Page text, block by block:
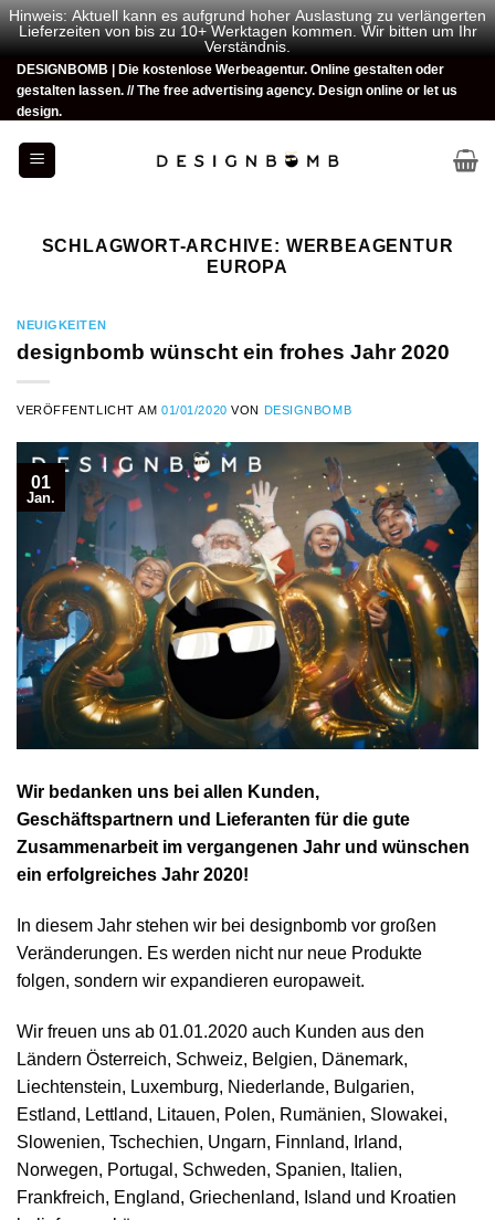
Hinweis: Aktuell kann es aufgrund hoher Auslastung zu verlängerten
Lieferzeiten von bis zu 10+ Werktagen kommen. Wir bitten um Ihr
Verständnis.
Zum
Inhalt
springen
DESIGNBOMB | Die kostenlose Werbeagentur. Online gestalten oder
gestalten lassen. // The free advertising agency. Design online or let us
design.
SCHLAGWORT-ARCHIVE: WERBEAGENTUR
EUROPA
NEUIGKEITEN
designbomb wünscht ein frohes Jahr 2020
VERÖFFENTLICHT AM01/01/2020 VON DESIGNBOMB
01
Jan.
Wir bedanken uns bei allen Kunden,
Geschäftspartnern und Lieferanten für die gute
Zusammenarbeit im vergangenen Jahr und wünschen
ein erfolgreiches Jahr 2020!
In diesem Jahr stehen wir bei designbomb vor großen
Veränderungen. Es werden nicht nur neue Produkte
folgen, sondern wir expandieren europaweit.
Wir freuen uns ab 01.01.2020 auch Kunden aus den
Ländern Österreich, Schweiz, Belgien, Dänemark,
Liechtenstein, Luxemburg, Niederlande, Bulgarien,
Estland, Lettland, Litauen, Polen, Rumänien, Slowakei,
Slowenien, Tschechien, Ungarn, Finnland, Irland,
Norwegen, Portugal, Schweden, Spanien, Italien,
Frankfreich, England, Griechenland, Island und Kroatien